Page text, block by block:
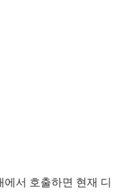
서 호출하면 현재 디